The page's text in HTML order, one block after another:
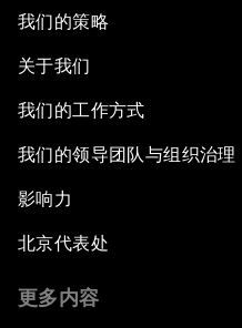
我们的策略
关于我们
我们的工作方式
我们的领导团队与组织治理
影响力
北京代表处
更多内容